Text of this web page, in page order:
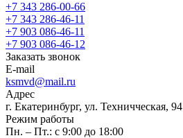
+7 343 286-00-66
+7 343 286-46-11
+7 903 086-46-11
+7 903 086-46-12
Заказать звонок
E-mail
ksmvd@mail.ru
Адрес
г. Екатеринбург, ул. Техничческая, 94
Режим работы
Пн. – Пт.: с 9:00 до 18:00